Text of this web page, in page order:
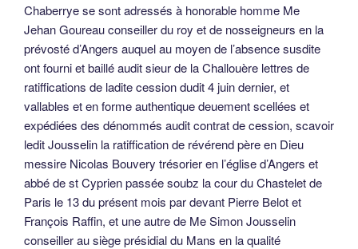
Chaberrye se sont adressés à honorable homme Me
Jehan Goureau conseiller du roy et de nosseigneurs en la
prévosté d’Angers auquel au moyen de l’absence susdite
ont fourni et baillé audit sieur de la Challouère lettres de
ratiffications de ladite cession dudit 4 juin dernier, et
vallables et en forme authentique deuement scellées et
expédiées des dénommés audit contrat de cession, scavoir
ledit Jousselin la ratiffication de révérend père en Dieu
messire Nicolas Bouvery trésorier en l’église d’Angers et
abbé de st Cyprien passée soubz la cour du Chastelet de
Paris le 13 du présent mois par devant Pierre Belot et
François Raffin, et une autre de Me Simon Jousselin
conseiller au siège présidial du Mans en la qualité